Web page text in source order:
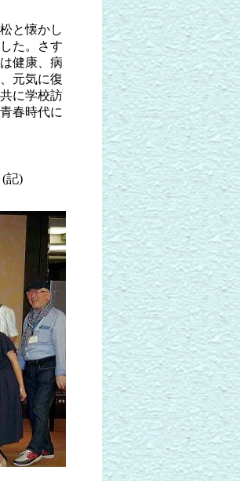
と懐かし
た。さす
健康、病
元気に復
に学校訪
春時代に
記)